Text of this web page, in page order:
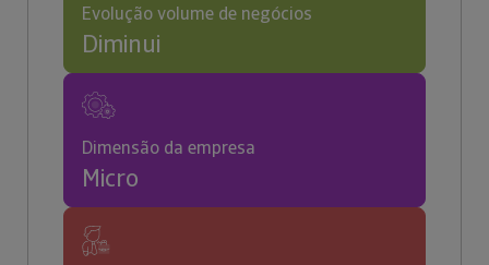
Evolução volume de negócios
Diminui
Dimensão da empresa
Micro